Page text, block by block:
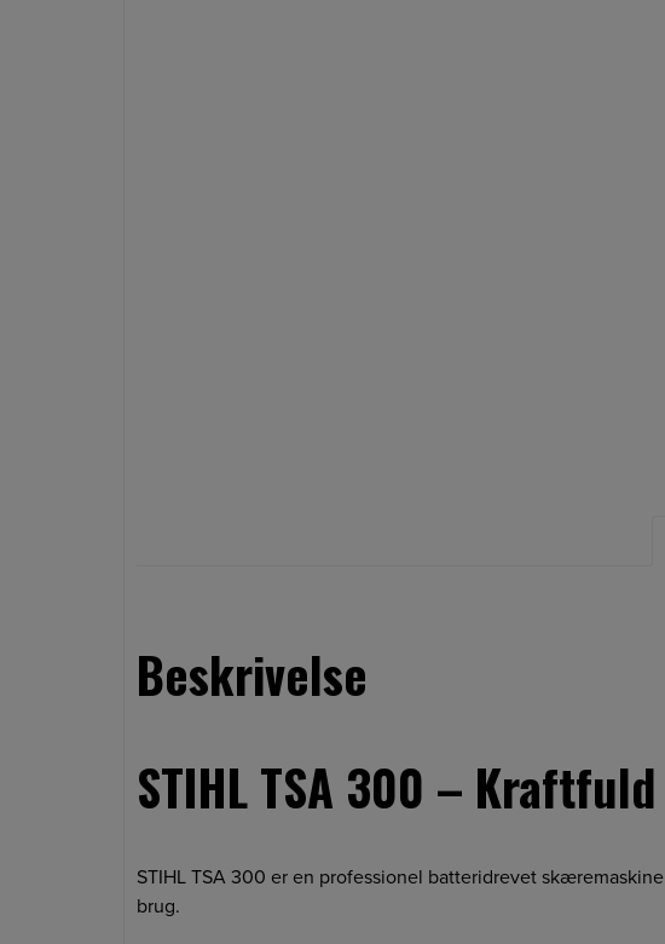
Beskrivelse
STIHL TSA 300 –
STIHL TSA 300 er en professionel batteridrevet
brug.